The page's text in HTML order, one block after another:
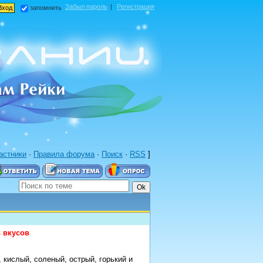
запомнить Забыл пароль | Регистрация
· Правила форума · Поиск · RSS ]
соленый, острый, горький и